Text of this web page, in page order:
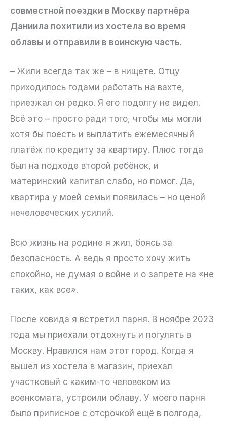
совместной поездки в Москву партнёра
Даниила похитили из хостела во время
облавы и отправили в воинскую часть.
– Жили всегда так же – в нищете. Отцу
приходилось годами работать на вахте,
приезжал он редко. Я его подолгу не видел.
Всё это – просто ради того, чтобы мы могли
хотя бы поесть и выплатить ежемесячный
платёж по кредиту за квартиру. Плюс тогда
был на подходе второй ребёнок, и
материнский капитал слабо, но помог. Да,
квартира у моей семьи появилась – но ценой
нечеловеческих усилий.
Всю жизнь на родине я жил, боясь за
безопасность. А ведь я просто хочу жить
спокойно, не думая о войне и о запрете на «не
таких, как все».
После ковида я встретил парня. В ноябре 2023
года мы приехали отдохнуть и погулять в
Москву. Нравился нам этот город. Когда я
вышел из хостела в магазин, приехал
участковый с каким-то человеком из
военкомата, устроили облаву. У моего парня
было приписное с отсрочкой ещё в полгода,